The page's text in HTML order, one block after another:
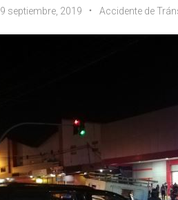
9 septiembre, 2019 Accidente de